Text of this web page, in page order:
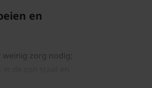
en
weinig zorg nodig;